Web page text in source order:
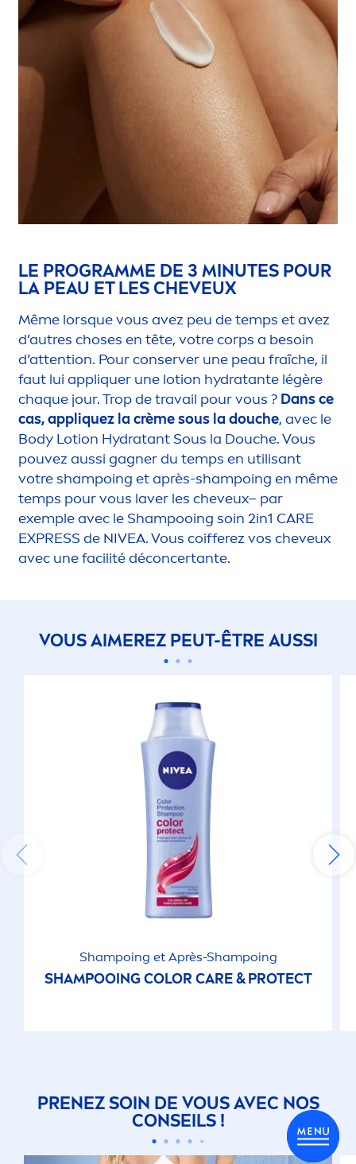
LE PROGRAMME DE 3 MINUTES POUR
LA PEAU ET LES CHEVEUX
Même lorsque vous avez peu de temps et avez
d’autres choses en tête, votre corps a besoin
d’attention. Pour conserver une peau fraîche, il
faut lui appliquer une lotion hydratante légère
chaque jour. Trop de travail pour vous ? Dans ce
cas, appliquez la crème sous la douche, avec le
Body Lotion Hydratant Sous la Douche. Vous
pouvez aussi gagner du temps en utilisant
votre shampoing et après-shampoing en même
temps pour vous laver les cheveux– par
exemple avec le Shampooing soin 2in1 CARE
EXPRESS de NIVEA. Vous coifferez vos cheveux
avec une facilité déconcertante.
VOUS AIMEREZ PEUT-ÊTRE AUSSI
Shampoing et Après-Shampoing
SHAMPOOINGCOLOR CARE&PROTECT
PRENEZ SOIN DE VOUS AVEC NOS
CONSEILS !